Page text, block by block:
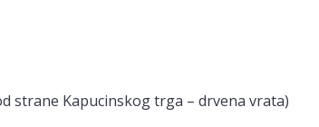
strane Kapucinskog trga – drvena vrata)